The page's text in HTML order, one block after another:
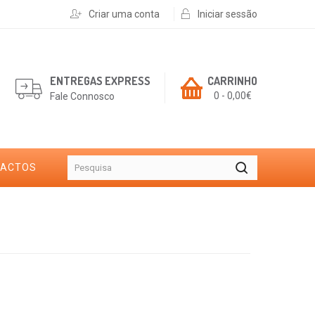
Criar uma conta Iniciar sessão
CARRINHO
0 - 0,00€
ENTREGAS EXPRESS
Fale Connosco